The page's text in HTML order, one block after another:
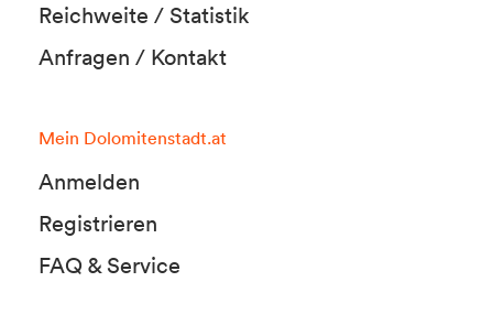
Reichweite / Statistik
Anfragen / Kontakt
Mein Dolomitenstadt.at
Anmelden
Registrieren
FAQ & Service